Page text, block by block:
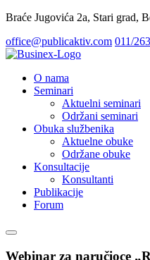
Braće Jugovića 2a, Stari grad,
office@publicaktiv.com 011/
O nama
Seminari
Aktuelni seminari
Održani seminari
Obuka službenika
Aktuelne obuke
Održane obuke
Konsultacije
Konsultanti
Publikacije
Forum
Webinar za naručioce